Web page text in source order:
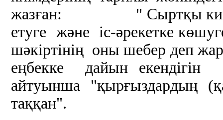
жазған: " Сыртқы
етуге және іс-әрекетке
шәкіртінің оны шебер деп
еңбекке дайын
айтуынша "қырғыздардың
таққан".